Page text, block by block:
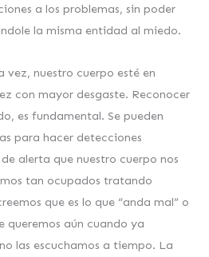
a los problemas, sin poder
la misma entidad al miedo.
vez, nuestro cuerpo esté en
con mayor desgaste. Reconocer
es fundamental. Se pueden
para hacer detecciones
alerta que nuestro cuerpo nos
tan ocupados tratando
que es lo que “anda mal” o
queremos aún cuando ya
las escuchamos a tiempo. La